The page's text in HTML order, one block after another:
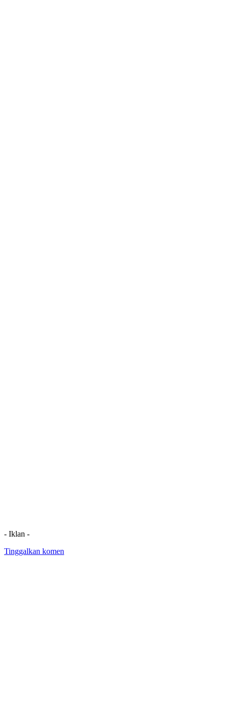
- Iklan -
Tinggalkan komen